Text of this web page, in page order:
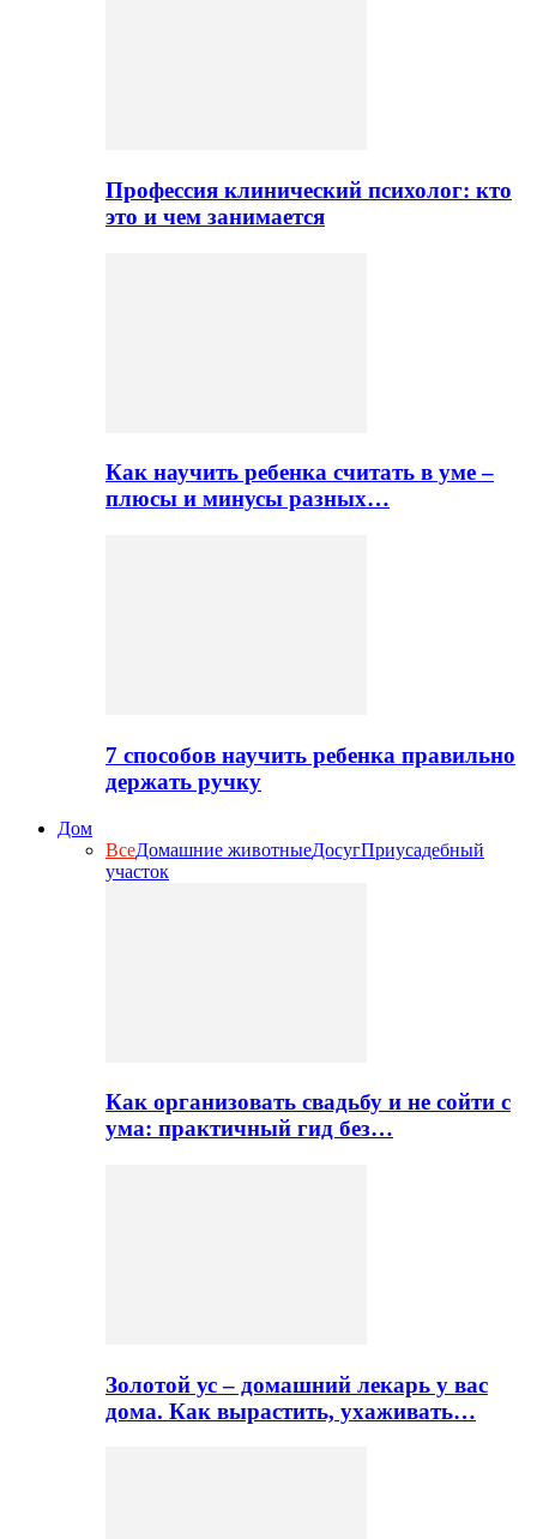
Профессия клинический психолог: кто
это и чем занимается
Как научить ребенка считать в уме –
плюсы и минусы разных…
7 способов научить ребенка правильно
держать ручку
Дом
ВсеДомашние животныеДосугПриусадебный
участок
Как организовать свадьбу и не сойти с
ума: практичный гид без…
Золотой ус – домашний лекарь у вас
дома. Как вырастить, ухаживать…